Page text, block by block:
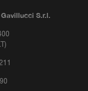
S.r.l.